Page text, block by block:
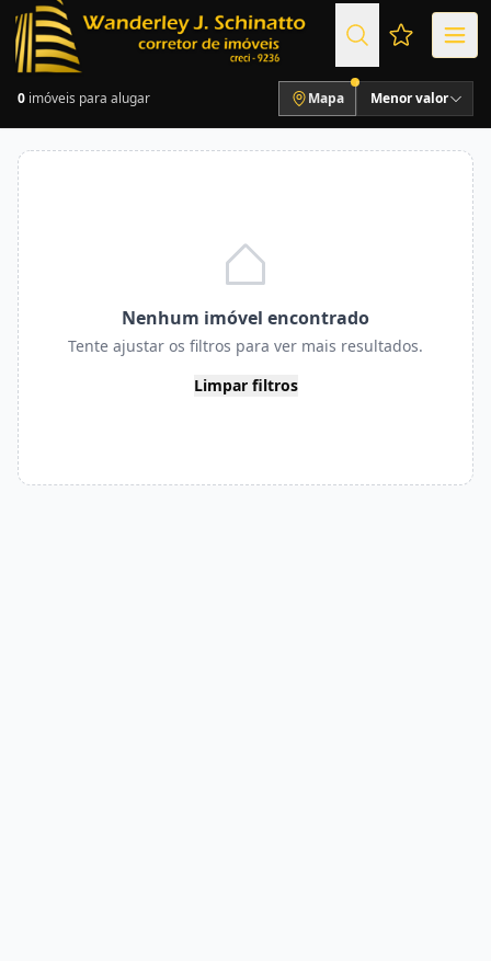
Favoritos
0 imóveis para alugar Mapa Menor valor
Nenhum imóvel encontrado
Tente ajustar os filtros para ver mais resultados.
Limpar filtros